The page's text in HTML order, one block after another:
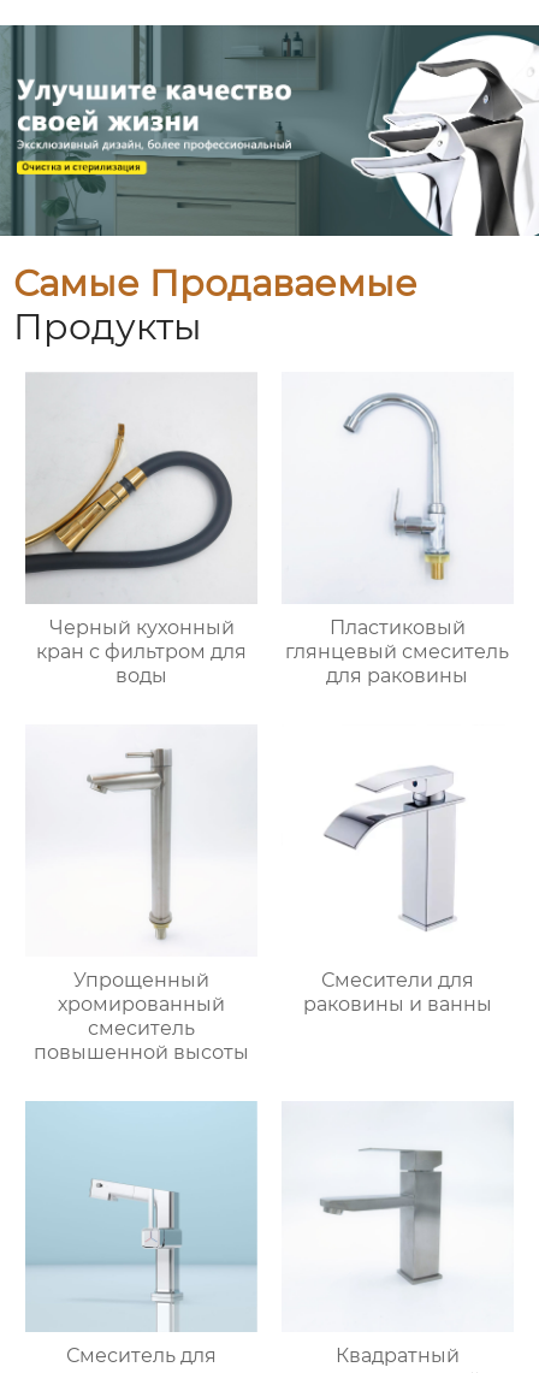
Самые Продаваемые
Продукты
Черный кухонный
кран с фильтром для
воды
Пластиковый
глянцевый смеситель
для раковины
Упрощенный
хромированный
смеситель
повышенной высоты
Смесители для
раковины и ванны
Смеситель для
Квадратный